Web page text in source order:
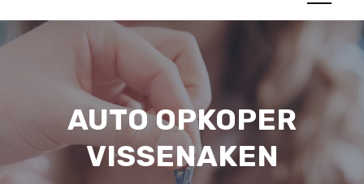
AUTO OPKOPER
VISSENAKEN